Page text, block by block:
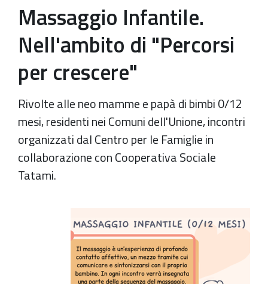
Massaggio Infantile.
Nell'ambito di "Percorsi
per crescere"
Rivolte alle neo mamme e papà di bimbi 0/12
mesi, residenti nei Comuni dell'Unione, incontri
organizzati dal Centro per le Famiglie in
collaborazione con Cooperativa Sociale
Tatami.
https://old.comune.zolapredosa.bo.it/events/